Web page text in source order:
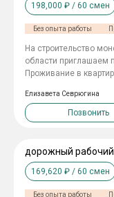
Бонус 3000₽ за друга —
Приветствуется, но
должностях:
упаковщик,
линии. 📞Звоните, пишите, приходите — начинайте зарабатывать
198,000 ₽ / 60 смен
Без опыта работы
На строительство
области приглашаем
Проживание в
объект - Зарплата у
Официальное
7/0 по 11 часов. Пишите в личку, расскажем подробности.
Елизавета Севрюгина
Позвонить
дорожный рабочий
169,620 ₽ / 60 смен
Без опыта работы